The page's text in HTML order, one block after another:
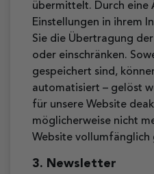
übermittelt. Durch eine
Einstellungen in ihrem
Sie die Übertragung
oder einschränken.
gespeichert sind,
automatisiert – gelöst
für unsere Website
möglicherweise nicht
Website vollumfänglich
3. Newsletter